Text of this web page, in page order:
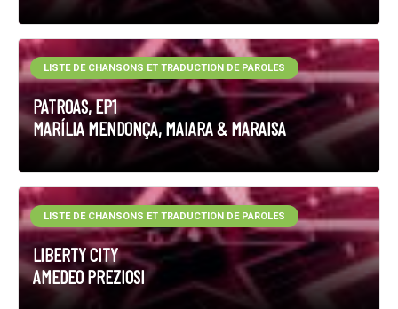
PATROAS, EP1
MARÍLIA MENDONÇA, MAIARA & MARAISA
LISTE DE CHANSONS ET TRADUCTION DE PAROLES
LIBERTY CITY
AMEDEO PREZIOSI
LISTE DE CHANSONS ET TRADUCTION DE PAROLES